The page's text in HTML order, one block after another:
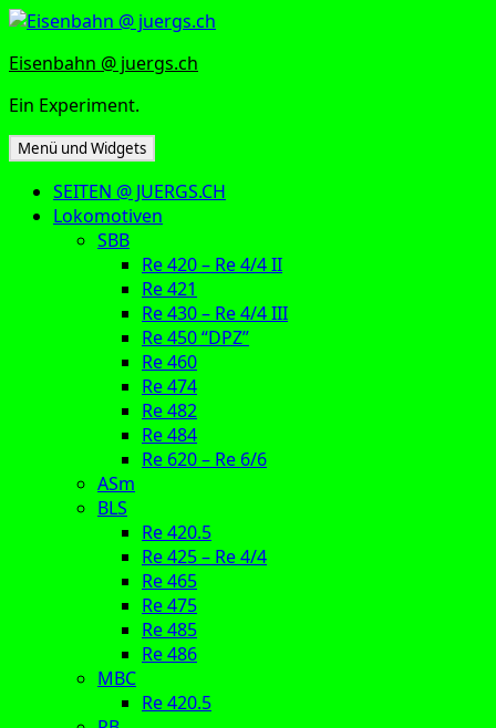
Zum
springen
Eisenbahn @ juergs.ch
Ein Experiment.
Menü und Widgets
SEITEN @ JUERGS.CH
Lokomotiven
SBB
Re 420 – Re 4/4 II
Re 421
Re 430 – Re 4/4 III
Re 450 “DPZ”
Re 460
Re 474
Re 482
Re 484
Re 620 – Re 6/6
ASm
BLS
Re 420.5
Re 425 – Re 4/4
Re 465
Re 475
Re 485
Re 486
MBC
Re 420.5